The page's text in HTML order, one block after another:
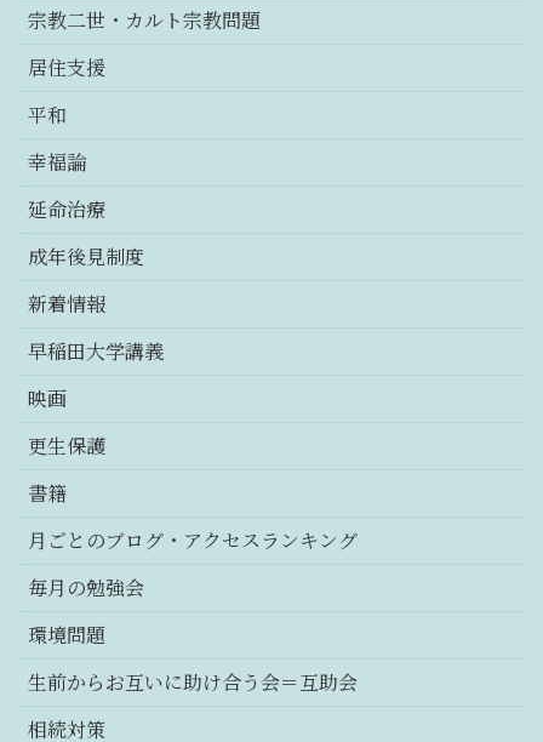
宗教二世・カルト宗教問題
居住支援
平和
幸福論
延命治療
成年後見制度
新着情報
早稲田大学講義
映画
更生保護
書籍
月ごとのブログ・アクセスランキング
毎月の勉強会
環境問題
生前からお互いに助け合う会＝互助会
相続対策